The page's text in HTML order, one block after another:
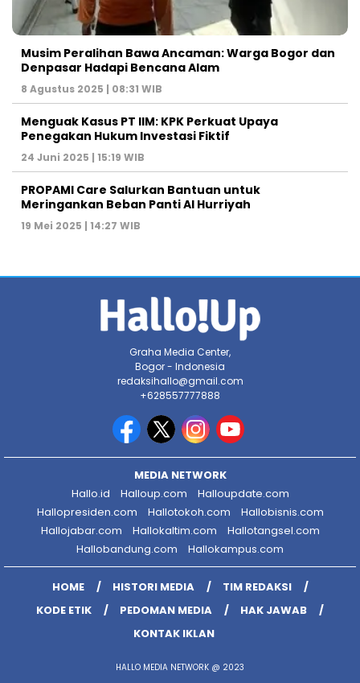
Musim Peralihan Bawa Ancaman: Warga Bogor dan
Denpasar Hadapi Bencana Alam
8 Agustus 2025 | 08:31 WIB
Menguak Kasus PT IIM: KPK Perkuat Upaya
Penegakan Hukum Investasi Fiktif
24 Juni 2025 | 15:19 WIB
PROPAMI Care Salurkan Bantuan untuk
Meringankan Beban Panti Al Hurriyah
19 Mei 2025 | 14:27 WIB
Graha Media Center,
Bogor - Indonesia
redaksihallo@gmail.com
+628557777888
MEDIA NETWORK
Hallo.id
Halloup.com
Halloupdate.com
Hallopresiden.com
Hallotokoh.com
Hallobisnis.com
Hallojabar.com
Hallokaltim.com
Hallotangsel.com
Hallobandung.com
Hallokampus.com
HOME HISTORI MEDIA
TIM REDAKSI
KODE ETIK
PEDOMAN MEDIA
HAK JAWAB
KONTAK IKLAN
HALLO MEDIA NETWORK @ 2023